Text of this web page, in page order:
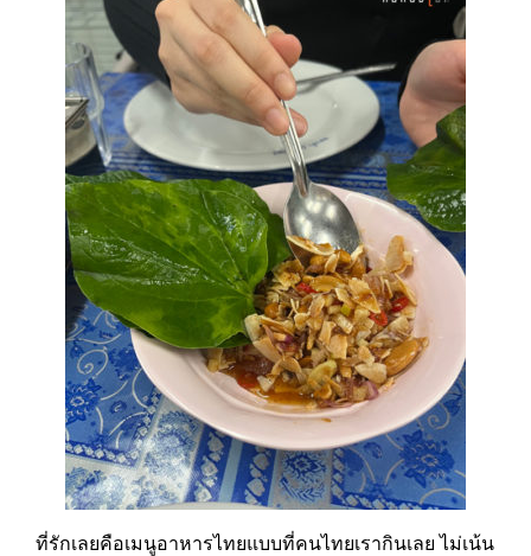
ที่รักเลยคือเมนูอาหารไทยแบบที่คนไทยเรากินเลย ไม่เน้น